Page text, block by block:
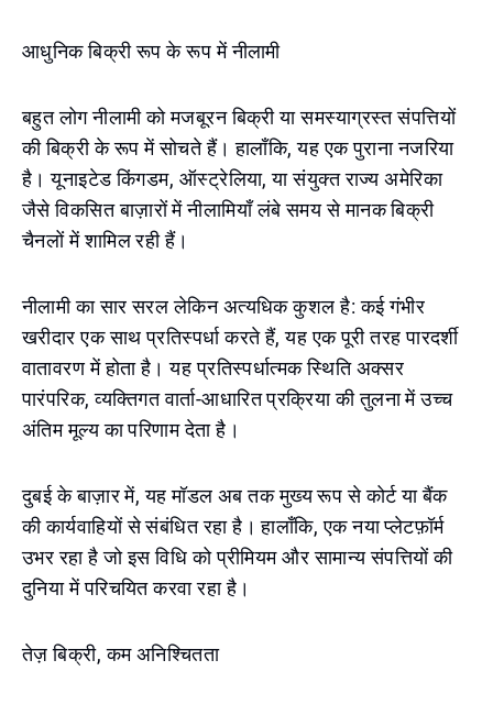
आधुनिक बिक्री रूप के रूप में नीलामी
बहुत लोग नीलामी को मजबूरन बिक्री या समस्याग्रस्त संपत्तियों
की बिक्री के रूप में सोचते हैं। हालाँकि, यह एक पुराना नजरिया
है। यूनाइटेड किंगडम, ऑस्ट्रेलिया, या संयुक्त राज्य अमेरिका
जैसे विकसित बाज़ारों में नीलामियाँ लंबे समय से मानक बिक्री
चैनलों में शामिल रही हैं।
नीलामी का सार सरल लेकिन अत्यधिक कुशल है: कई गंभीर
खरीदार एक साथ प्रतिस्पर्धा करते हैं, यह एक पूरी तरह पारदर्शी
वातावरण में होता है। यह प्रतिस्पर्धात्मक स्थिति अक्सर
पारंपरिक, व्यक्तिगत वार्ता-आधारित प्रक्रिया की तुलना में उच्च
अंतिम मूल्य का परिणाम देता है।
दुबई के बाज़ार में, यह मॉडल अब तक मुख्य रूप से कोर्ट या बैंक
की कार्यवाहियों से संबंधित रहा है। हालाँकि, एक नया प्लेटफ़ॉर्म
उभर रहा है जो इस विधि को प्रीमियम और सामान्य संपत्तियों की
दुनिया में परिचयित करवा रहा है।
तेज़ बिक्री, कम अनिश्चितता